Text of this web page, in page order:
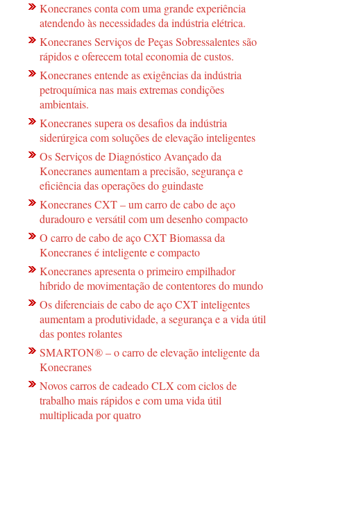
Konecranes conta com uma grande experiência
atendendo às necessidades da indústria elétrica.
Konecranes Serviços de Peças Sobressalentes são
rápidos e oferecem total economia de custos.
Konecranes entende as exigências da indústria
petroquímica nas mais extremas condições
ambientais.
Konecranes supera os desafios da indústria
siderúrgica com soluções de elevação inteligentes
Os Serviços de Diagnóstico Avançado da
Konecranes aumentam a precisão, segurança e
eficiência das operações do guindaste
Konecranes CXT – um carro de cabo de aço
duradouro e versátil com um desenho compacto
O carro de cabo de aço CXT Biomassa da
Konecranes é inteligente e compacto
Konecranes apresenta o primeiro empilhador
híbrido de movimentação de contentores do mundo
Os diferenciais de cabo de aço CXT inteligentes
aumentam a produtividade, a segurança e a vida útil
das pontes rolantes
SMARTON® – o carro de elevação inteligente da
Konecranes
Novos carros de cadeado CLX com ciclos de
trabalho mais rápidos e com uma vida útil
multiplicada por quatro